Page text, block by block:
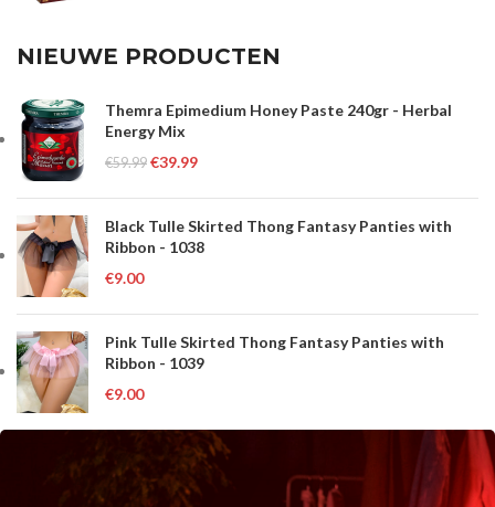
NIEUWE PRODUCTEN
Themra Epimedium Honey Paste 240gr - Herbal
Energy Mix
€59.99 €39.99
Black Tulle Skirted Thong Fantasy Panties with
Ribbon - 1038
€9.00
Pink Tulle Skirted Thong Fantasy Panties with
Ribbon - 1039
€9.00